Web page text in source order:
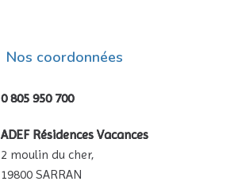
Nos coordonnées
0 805 950 700
ADEF Résidences Vacances
2 moulin du cher,
19800 SARRAN